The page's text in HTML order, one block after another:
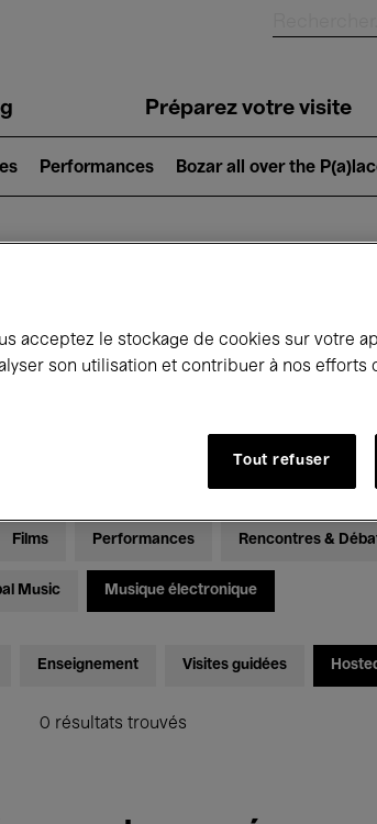
Préparez votre visite
Performances Bozar all over the
passe à
Films Performances Rencontres &
Music Musique électronique
Enseignement Visites guidées
0 résultats trouvés
acceptez le stockage de cookies sur votre
son utilisation et contribuer à nos efforts
Tout refuser